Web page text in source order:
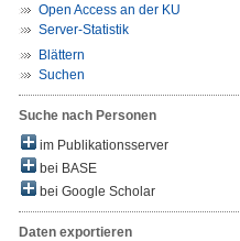
Open Access an der KU
Server-Statistik
Blättern
Suchen
Suche nach Personen
im Publikationsserver
bei BASE
bei Google Scholar
Daten exportieren